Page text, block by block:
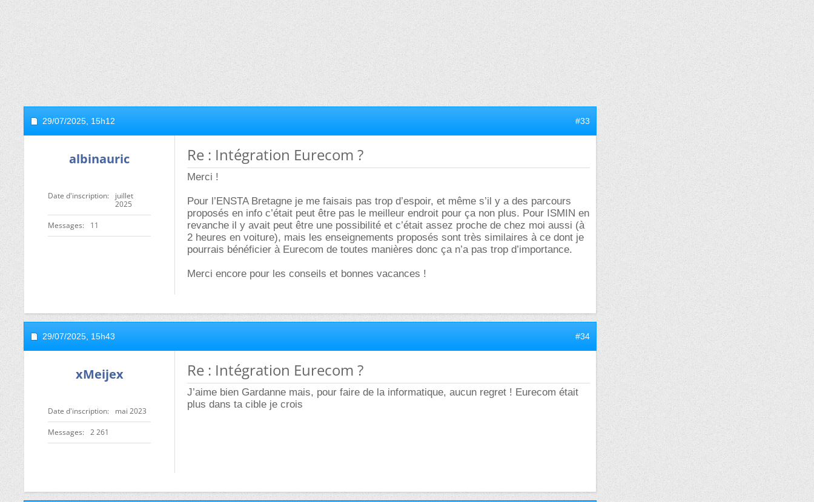
29/07/2025, 15h12 #33
albinauric
Date d'inscription
juillet
2025
Messages 11
Re : Intégration Eurecom ?
Merci !
Pour l’ENSTA Bretagne je me faisais pas trop d’espoir, et même s’il y a des parcours
proposés en info c’était peut être pas le meilleur endroit pour ça non plus. Pour ISMIN en
revanche il y avait peut être une possibilité et c’était assez proche de chez moi aussi (à
2 heures en voiture), mais les enseignements proposés sont très similaires à ce dont je
pourrais bénéficier à Eurecom de toutes manières donc ça n’a pas trop d’importance.
Merci encore pour les conseils et bonnes vacances !
29/07/2025, 15h43 #34
xMeijex
Date d'inscription mai 2023
Messages 2 261
Re : Intégration Eurecom ?
J’aime bien Gardanne mais, pour faire de la informatique, aucun regret ! Eurecom était
plus dans ta cible je crois